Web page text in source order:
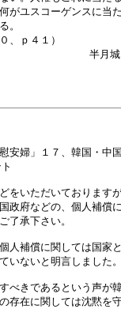
がユスコーゲンスに当
。
、ｐ４１）
半月城
婦」１７、韓国・中
いただいております
政府などの、個人補償
了承下さい。
補償に関しては国家
いないと明言しました
きであるという声が
存在に関しては沈黙を